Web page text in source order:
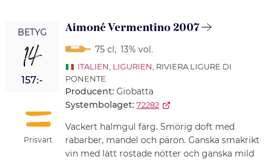
BETYG
14
157:-
Prisvärt
Aimoné Vermentino 2007
75 cl, 13% vol.
ITALIEN LIGURIEN , RIVIERA LIGURE DI
PONENTE
Producent: Giobatta
Systembolaget: 72282
Vackert halmgul färg. Smörig doft med
rabarber, mandel och päron. Ganska smakrikt
vin med lätt rostade nötter och ganska mild